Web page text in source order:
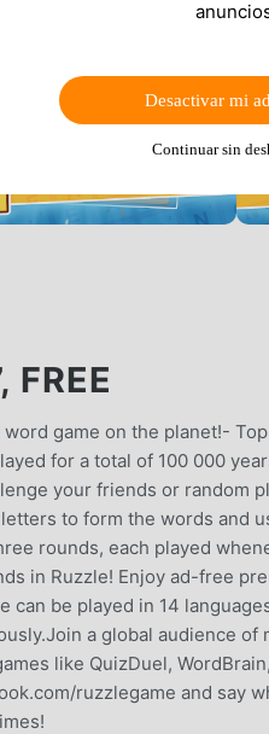
FREE
game on the planet!-
for a total of 100 000
your friends or random
to form the words and
rounds, each played
in Ruzzle! Enjoy ad-free
can be played in 14
a global audience
like QuizDuel,
ruzzlegame and say
Desactivar mi
Continuar sin